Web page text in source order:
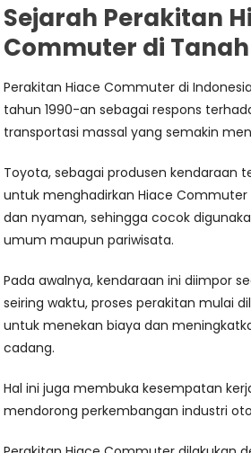
Sejarah Perakitan
Commuter di
Perakitan Hiace Commuter di
tahun 1990-an sebagai respons
transportasi massal yang semakin
Toyota, sebagai produsen kendaraan
untuk menghadirkan Hiace
dan nyaman, sehingga cocok
umum maupun pariwisata.
Pada awalnya, kendaraan ini diimpor
seiring waktu, proses perakitan mulai
untuk menekan biaya dan
cadang.
Hal ini juga membuka kesempatan
mendorong perkembangan industri